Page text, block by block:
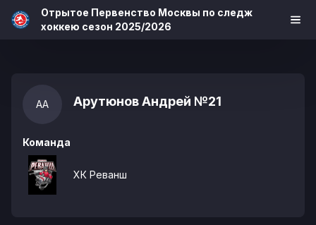
Отрытое Первенство Москвы по следж
хоккею сезон 2025/2026
АА Арутюнов Андрей №21
Команда
ХК Реванш